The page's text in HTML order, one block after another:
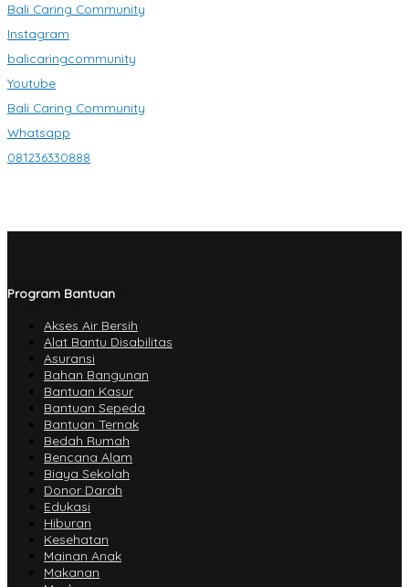
Bali Caring Community
Instagram
balicaringcommunity
Youtube
Bali Caring Community
Whatsapp
081236330888
Program Bantuan
Akses Air Bersih
Alat Bantu Disabilitas
Asuransi
Bahan Bangunan
Bantuan Kasur
Bantuan Sepeda
Bantuan Ternak
Bedah Rumah
Bencana Alam
Biaya Sekolah
Donor Darah
Edukasi
Hiburan
Kesehatan
Mainan Anak
Makanan